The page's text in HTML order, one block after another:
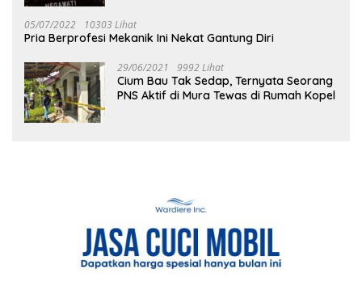
05/07/2022 10303 Lihat
Pria Berprofesi Mekanik Ini Nekat Gantung Diri
29/06/2021 9992 Lihat
Cium Bau Tak Sedap, Ternyata Seorang
PNS Aktif di Mura Tewas di Rumah Kopel